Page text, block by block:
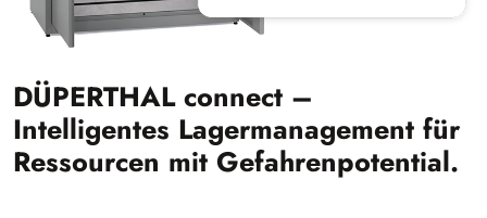
DÜPERTHAL connect –
Intelligentes Lagermanagement für
Ressourcen mit Gefahrenpotential.